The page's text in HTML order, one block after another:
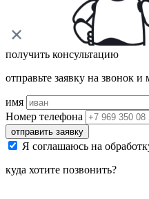
получить консультацию
отправьте заявку на звонок
имя
Номер телефона
отправить заявку
Я соглашаюсь на
куда хотите позвонить?